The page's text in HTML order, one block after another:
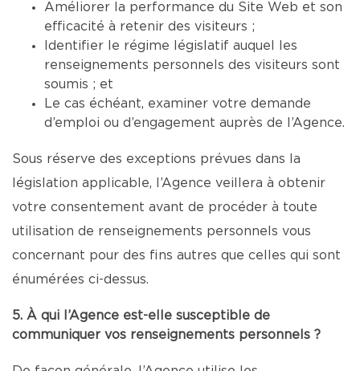
Améliorer la performance du Site Web et son
efficacité à retenir des visiteurs ;
Identifier le régime législatif auquel les
renseignements personnels des visiteurs sont
soumis ; et
Le cas échéant, examiner votre demande
d’emploi ou d’engagement auprès de l’Agence.
Sous réserve des exceptions prévues dans la
législation applicable, l’Agence veillera à obtenir
votre consentement avant de procéder à toute
utilisation de renseignements personnels vous
concernant pour des fins autres que celles qui sont
énumérées ci-dessus.
5. À qui l’Agence est-elle susceptible de
communiquer vos renseignements personnels ?